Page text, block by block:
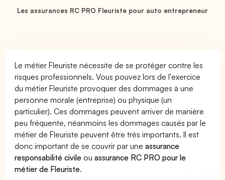
Les assurances RC PRO Fleuriste pour auto entrepreneur
Le métier Fleuriste nécessite de se protéger contre les
risques professionnels. Vous pouvez lors de l'exercice
du métier Fleuriste provoquer des dommages à une
personne morale (entreprise) ou physique (un
particulier). Ces dommages peuvent arriver de manière
peu fréquente, néanmoins les dommages causés par le
métier de Fleuriste peuvent être très importants. Il est
donc important de se couvrir par uneassurance
responsabilité civile ouassurance RC PRO pour le
métier de Fleuriste.